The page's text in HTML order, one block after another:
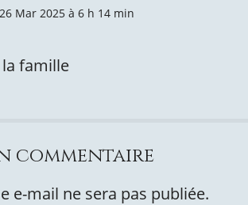
26 Mar 2025 à 6 h 14 min
famille
commentaire
e-mail ne sera pas publiée.